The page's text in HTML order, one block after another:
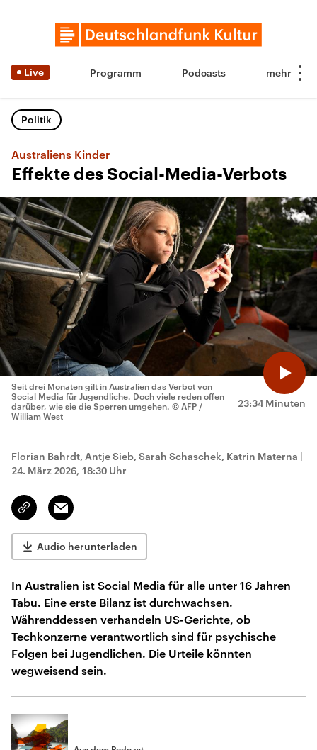
Live Programm Podcasts
Politik
Australiens Kinder
Effekte des Social-Media-Verbots
23:34 Minuten
Seit drei Monaten gilt in Australien das Verbot von
Social Media für Jugendliche. Doch viele reden offen
darüber, wie sie die Sperren umgehen. © AFP /
William West
Florian Bahrdt, Antje Sieb, Sarah Schaschek, Katrin Materna |
24. März 2026, 18:30 Uhr
Link
kopieren/teilen
Email
Audio herunterladen
In Australien ist Social Media für alle unter 16 Jahren
Tabu. Eine erste Bilanz ist durchwachsen.
Währenddessen verhandeln US-Gerichte, ob
Techkonzerne verantwortlich sind für psychische
Folgen bei Jugendlichen. Die Urteile könnten
wegweisend sein.